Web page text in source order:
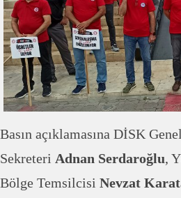
Basın açıklamasına DİSK
Sekreteri Adnan Serdaroğlu,
Bölge Temsilcisi Nevzat